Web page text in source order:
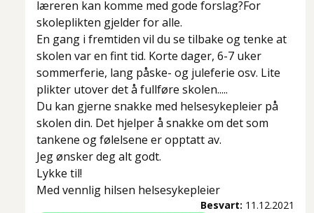
læreren kan komme med gode forslag?For
skoleplikten gjelder for alle.
En gang i fremtiden vil du se tilbake og tenke at
skolen var en fint tid. Korte dager, 6-7 uker
sommerferie, lang påske- og juleferie osv. Lite
plikter utover det å fullføre skolen.....
Du kan gjerne snakke med helsesykepleier på
skolen din. Det hjelper å snakke om det som
tankene og følelsene er opptatt av.
Jeg ønsker deg alt godt.
Lykke til!
Med vennlig hilsen helsesykepleier
Besvart: 11.12.2021